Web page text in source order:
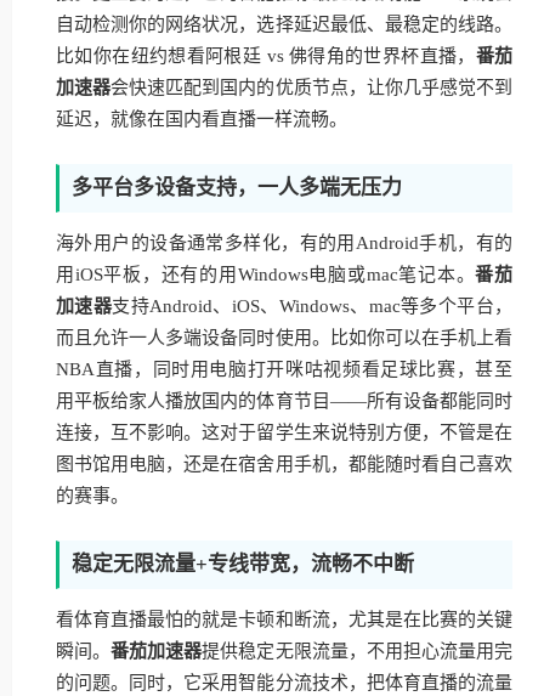
自动检测你的网络状况，选择延迟最低、最稳定的线路。
比如你在纽约想看阿根廷 vs 佛得角的世界杯直播， 番茄
加速器会快速匹配到国内的优质节点，让你几乎感觉不到
延迟，就像在国内看直播一样流畅。
多平台多设备支持，一人多端无压力
海外用户的设备通常多样化，有的用Android手机，有的
用iOS平板，还有的用Windows电脑或mac笔记本。番茄
加速器支持Android、iOS、Windows、mac等多个平台，
而且允许一人多端设备同时使用。比如你可以在手机上看
NBA直播，同时用电脑打开咪咕视频看足球比赛，甚至
用平板给家人播放国内的体育节目——所有设备都能同时
连接，互不影响。这对于留学生来说特别方便，不管是在
图书馆用电脑，还是在宿舍用手机，都能随时看自己喜欢
的赛事。
稳定无限流量+专线带宽，流畅不中断
看体育直播最怕的就是卡顿和断流，尤其是在比赛的关键
瞬间。番茄加速器提供稳定无限流量，不用担心流量用完
的问题。同时，它采用智能分流技术，把体育直播的流量